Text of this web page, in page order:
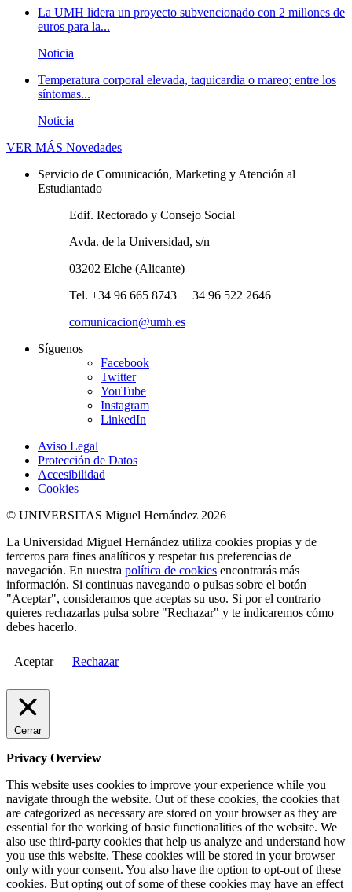
La UMH lidera un proyecto subvencionado con 2 millones de
euros para la...
Noticia
Temperatura corporal elevada, taquicardia o mareo; entre los
síntomas...
Noticia
VER MÁS Novedades
Servicio de Comunicación, Marketing y Atención al
Estudiantado
Edif. Rectorado y Consejo Social
Avda. de la Universidad, s/n
03202 Elche (Alicante)
Tel. +34 96 665 8743 | +34 96 522 2646
comunicacion@umh.es
Síguenos
Facebook
Twitter
YouTube
Instagram
LinkedIn
Aviso Legal
Protección de Datos
Accesibilidad
Cookies
© UNIVERSITAS Miguel Hernández 2026
La Universidad Miguel Hernández utiliza cookies propias y de
terceros para fines analíticos y respetar tus preferencias de
navegación. En nuestra política de cookies encontrarás más
información. Si continuas navegando o pulsas sobre el botón
"Aceptar", consideramos que aceptas su uso. Si por el contrario
quieres rechazarlas pulsa sobre "Rechazar" y te indicaremos cómo
debes hacerlo.
Aceptar Rechazar
Cerrar
Privacy Overview
This website uses cookies to improve your experience while you
navigate through the website. Out of these cookies, the cookies that
are categorized as necessary are stored on your browser as they are
essential for the working of basic functionalities of the website. We
also use third-party cookies that help us analyze and understand how
you use this website. These cookies will be stored in your browser
only with your consent. You also have the option to opt-out of these
cookies. But opting out of some of these cookies may have an effect